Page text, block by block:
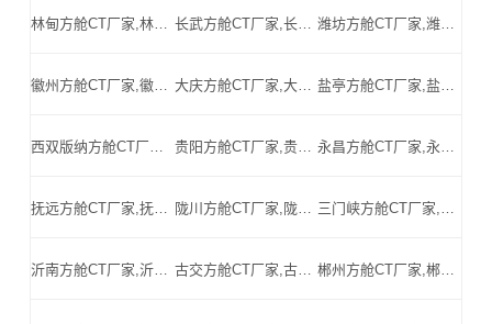
林甸方舱CT厂家,林甸方舱式CT,林甸CT方舱,林甸方舱CT,林甸医用CT方舱,林甸移动方舱CT-林甸医用CT方舱公司 长武方舱CT厂家,长武方舱式CT,长武CT方舱,长武方舱CT,长武医用CT方舱,长武移动方舱CT-长武医用CT方舱公司 潍坊方舱CT厂家,潍坊方舱式CT,潍坊CT方舱,潍坊方舱CT,潍坊医用CT方舱,潍坊移动方舱CT-潍坊医用CT方舱公司
徽州方舱CT厂家,徽州方舱式CT,徽州CT方舱,徽州方舱CT,徽州医用CT方舱,徽州移动方舱CT-徽州医用CT方舱公司 大庆方舱CT厂家,大庆方舱式CT,大庆CT方舱,大庆方舱CT,大庆医用CT方舱,大庆移动方舱CT-大庆医用CT方舱公司 盐亭方舱CT厂家,盐亭方舱式CT,盐亭CT方舱,盐亭方舱CT,盐亭医用CT方舱,盐亭移动方舱CT-盐亭医用CT方舱公司
西双版纳方舱CT厂家,西双版纳方舱式CT,西双版纳CT方舱,西双版纳方舱CT,西双版纳医用CT方舱,西双版纳移动方舱CT-西双版纳医用CT方舱公司 贵阳方舱CT厂家,贵阳方舱式CT,贵阳CT方舱,贵阳方舱CT,贵阳医用CT方舱,贵阳移动方舱CT-贵阳医用CT方舱公司 永昌方舱CT厂家,永昌方舱式CT,永昌CT方舱,永昌方舱CT,永昌医用CT方舱,永昌移动方舱CT-永昌医用CT方舱公司
抚远方舱CT厂家,抚远方舱式CT,抚远CT方舱,抚远方舱CT,抚远医用CT方舱,抚远移动方舱CT-抚远医用CT方舱公司 陇川方舱CT厂家,陇川方舱式CT,陇川CT方舱,陇川方舱CT,陇川医用CT方舱,陇川移动方舱CT-陇川医用CT方舱公司 三门峡方舱CT厂家,三门峡方舱式CT,三门峡CT方舱,三门峡方舱CT,三门峡医用CT方舱,三门峡移动方舱CT-三门峡医用CT方舱公司
沂南方舱CT厂家,沂南方舱式CT,沂南CT方舱,沂南方舱CT,沂南医用CT方舱,沂南移动方舱CT-沂南医用CT方舱公司 古交方舱CT厂家,古交方舱式CT,古交CT方舱,古交方舱CT,古交医用CT方舱,古交移动方舱CT-古交医用CT方舱公司 郴州方舱CT厂家,郴州方舱式CT,郴州CT方舱,郴州方舱CT,郴州医用CT方舱,郴州移动方舱CT-郴州医用CT方舱公司